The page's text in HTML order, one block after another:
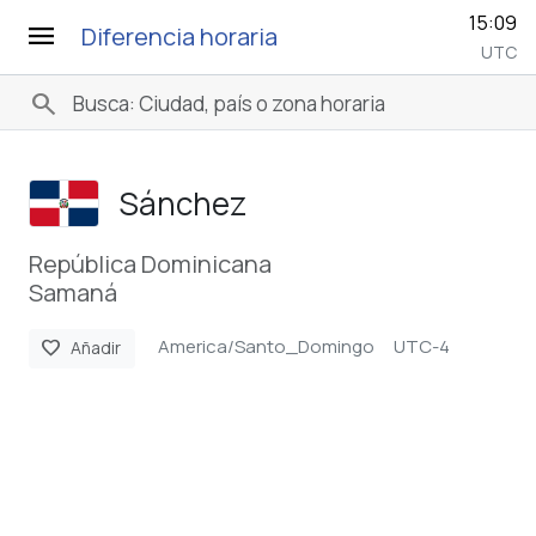
menu Diferencia horaria 15:09
UTC
search
Sánchez
República Dominicana
Samaná
favorite Añadir America/Santo_Domingo UTC-4